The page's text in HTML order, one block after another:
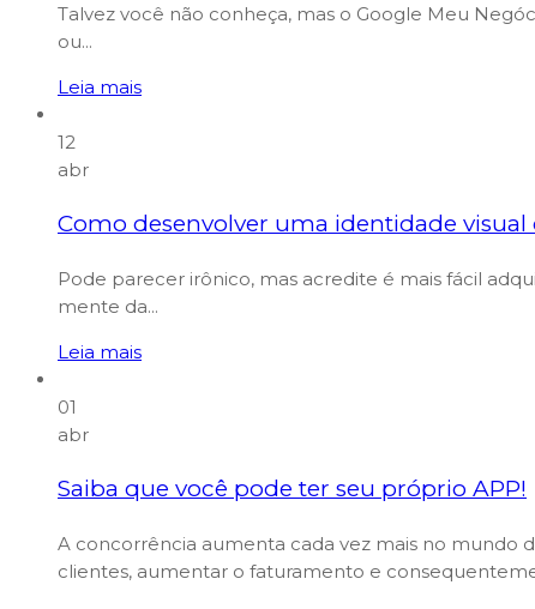
Talvez você não conheça, mas o Google Meu
ou...
Leia mais
12
abr
Como desenvolver uma identidade visual
Pode parecer irônico, mas acredite é mais fácil
mente da...
Leia mais
01
abr
Saiba que você pode ter seu próprio APP!
A concorrência aumenta cada vez mais no mundo
clientes, aumentar o faturamento e